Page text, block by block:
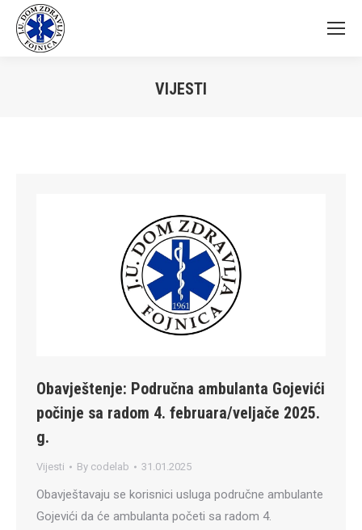
VIJESTI
Obavještenje: Područna ambulanta Gojevići
počinje sa radom 4. februara/veljače 2025.
g.
Vijesti By codelab 31.01.2025
Obavještavaju se korisnici usluga područne ambulante
Gojevići da će ambulanta početi sa radom 4.